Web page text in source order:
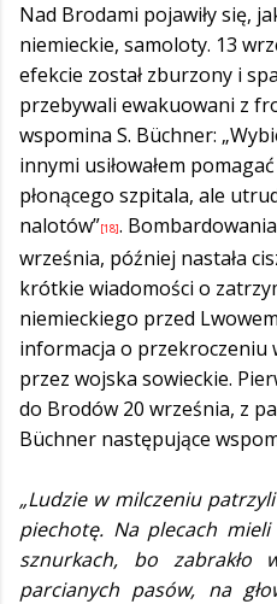
Nad Brodami pojawiły się,
niemieckie, samoloty. 13
efekcie został zburzony i
przebywali ewakuowani z
wspomina S. Büchner:
innymi usiłowałem
płonącego szpitala, ale
nalotów”[18].
września, później nastała
krótkie wiadomości o
niemieckiego przed
informacja o przekroczeniu
przez wojska sowieckie.
do Brodów 20 września, z
Büchner następujące
„Ludzie w milczeniu
piechotę. Na plecach
sznurkach, bo zabrakło
parcianych pasów, na